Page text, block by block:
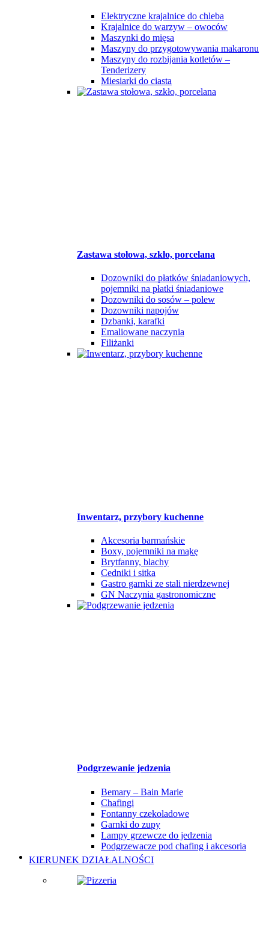
Elektryczne krajalnice do chleba
Krajalnice do warzyw – owoców
Maszynki do mięsa
Maszyny do przygotowywania makaronu
Maszyny do rozbijania kotletów –
Tenderizery
Miesiarki do ciasta
Zastawa stołowa, szkło, porcelana
Dozowniki do płatków śniadaniowych,
pojemniki na płatki śniadaniowe
Dozowniki do sosów – polew
Dozowniki napojów
Dzbanki, karafki
Emaliowane naczynia
Filiżanki
Inwentarz, przybory kuchenne
Akcesoria barmańskie
Boxy, pojemniki na mąkę
Brytfanny, blachy
Cedniki i sitka
Gastro garnki ze stali nierdzewnej
GN Naczynia gastronomiczne
Podgrzewanie jedzenia
Bemary – Bain Marie
Chafingi
Fontanny czekoladowe
Garnki do zupy
Lampy grzewcze do jedzenia
Podgrzewacze pod chafing i akcesoria
KIERUNEK DZIAŁALNOŚCI